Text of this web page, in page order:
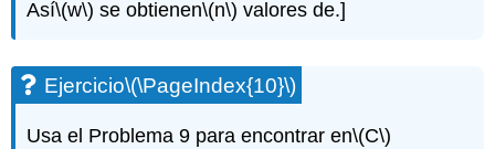
Así\(w\) se obtienen\(n\) valores de.]
Ejercicio\(\PageIndex{10}\)
Usa el Problema 9 para encontrar en\(C\)